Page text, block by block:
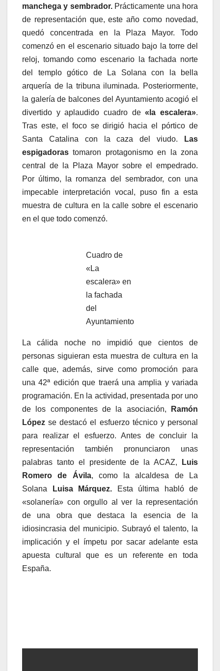
manchega y sembrador. Prácticamente una hora
de representación que, este año como novedad,
quedó concentrada en la Plaza Mayor. Todo
comenzó en el escenario situado bajo la torre del
reloj, tomando como escenario la fachada norte
del templo gótico de La Solana con la bella
arquería de la tribuna iluminada. Posteriormente,
la galería de balcones del Ayuntamiento acogió el
divertido y aplaudido cuadro de«la escalera».
Tras este, el foco se dirigió hacia el pórtico de
Santa Catalina con la caza del viudo.
Las
espigadoras tomaron protagonismo en la zona
central de la Plaza Mayor sobre el empedrado.
Por último, la romanza del sembrador, con una
impecable interpretación vocal, puso fin a esta
muestra de cultura en la calle sobre el escenario
en el que todo comenzó.
Cuadro de
«La
escalera» en
la fachada
del
Ayuntamiento
La cálida noche no impidió que cientos de
personas siguieran esta muestra de cultura en la
calle que, además, sirve como promoción para
una 42ª edición que traerá una amplia y variada
programación. En la actividad, presentada por uno
de los componentes de la asociación,
Ramón
López se destacó el esfuerzo técnico y personal
para realizar el esfuerzo. Antes de concluir la
representación también pronunciaron unas
palabras tanto el presidente de la ACAZ,
Luis
Romero de Ávila, como la alcaldesa de La
Solana
Luisa Márquez. Esta última habló de
«solanería» con orgullo al ver la representación
de una obra que destaca la esencia de la
idiosincrasia del municipio. Subrayó el talento, la
implicación y el ímpetu por sacar adelante esta
apuesta cultural que es un referente en toda
España.